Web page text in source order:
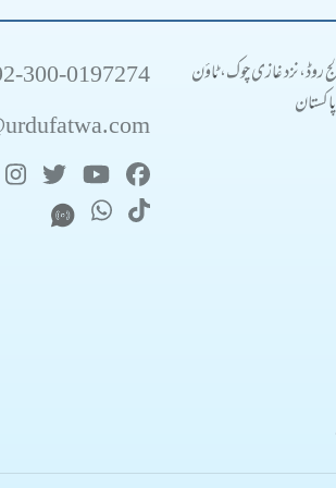
روڈ، نزد غازی چوک، ٹاؤن
300-0197274